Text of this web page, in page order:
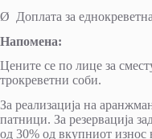
Ø Доплата за
Напомена:
Цените се по лице за
трокреветни соби.
За реализација на
патници. За резервација
од 30% од вкупниот